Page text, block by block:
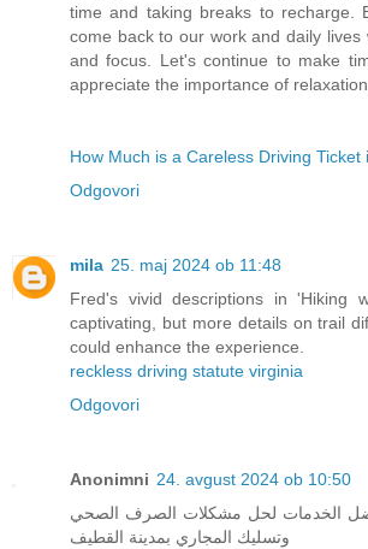
time and taking breaks to recharge.
come back to our work and daily lives
and focus. Let's continue to make
appreciate the importance of
How Much is a Careless Driving Ticket
Odgovori
mila 25. maj 2024 ob 11:48
Fred's vivid descriptions in 'Hiking
captivating, but more details on trail
could enhance the experience.
reckless driving statute virginia
Odgovori
Anonimni 24. avgust 2024 ob 10:50
الخدمات لحل مشكلات الصرف الصحي
وتسليك المجاري بمدينة القطيف